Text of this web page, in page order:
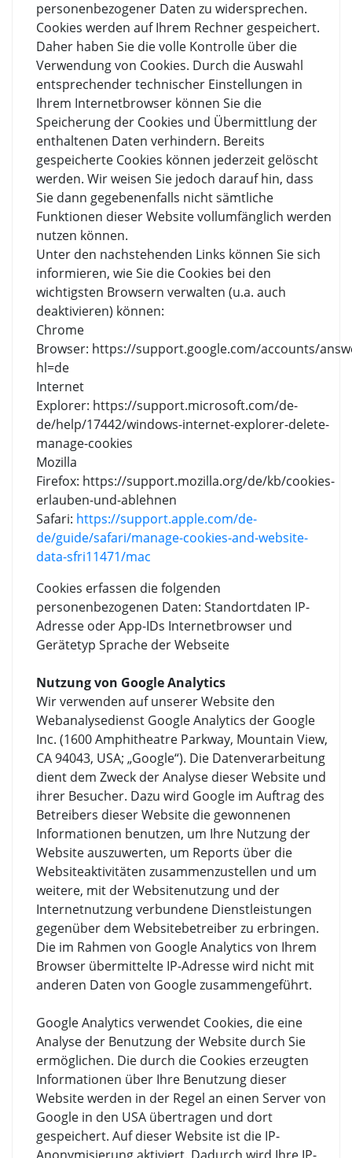
personenbezogener Daten zu widersprechen.
Cookies werden auf Ihrem Rechner gespeichert.
Daher haben Sie die volle Kontrolle über die
Verwendung von Cookies. Durch die Auswahl
entsprechender technischer Einstellungen in
Ihrem Internetbrowser können Sie die
Speicherung der Cookies und Übermittlung der
enthaltenen Daten verhindern. Bereits
gespeicherte Cookies können jederzeit gelöscht
werden. Wir weisen Sie jedoch darauf hin, dass
Sie dann gegebenenfalls nicht sämtliche
Funktionen dieser Website vollumfänglich werden
nutzen können.
Unter den nachstehenden Links können Sie sich
informieren, wie Sie die Cookies bei den
wichtigsten Browsern verwalten (u.a. auch
deaktivieren) können:
Chrome
Browser: https://support.google.com/accounts/
hl=de
Internet
Explorer: https://support.microsoft.com/de-
de/help/17442/windows-internet-explorer-delete-
manage-cookies
Mozilla
Firefox: https://support.mozilla.org/de/kb/cookies-
erlauben-und-ablehnen
Safari: https://support.apple.com/de-
de/guide/safari/manage-cookies-and-website-
data-sfri11471/mac
Cookies erfassen die folgenden
personenbezogenen Daten: Standortdaten IP-
Adresse oder App-IDs Internetbrowser und
Gerätetyp Sprache der Webseite
Nutzung von Google Analytics
Wir verwenden auf unserer Website den
Webanalysedienst Google Analytics der Google
Inc. (1600 Amphitheatre Parkway, Mountain View,
CA 94043, USA; „Google“). Die Datenverarbeitung
dient dem Zweck der Analyse dieser Website und
ihrer Besucher. Dazu wird Google im Auftrag des
Betreibers dieser Website die gewonnenen
Informationen benutzen, um Ihre Nutzung der
Website auszuwerten, um Reports über die
Websiteaktivitäten zusammenzustellen und um
weitere, mit der Websitenutzung und der
Internetnutzung verbundene Dienstleistungen
gegenüber dem Websitebetreiber zu erbringen.
Die im Rahmen von Google Analytics von Ihrem
Browser übermittelte IP-Adresse wird nicht mit
anderen Daten von Google zusammengeführt.
Google Analytics verwendet Cookies, die eine
Analyse der Benutzung der Website durch Sie
ermöglichen. Die durch die Cookies erzeugten
Informationen über Ihre Benutzung dieser
Website werden in der Regel an einen Server von
Google in den USA übertragen und dort
gespeichert. Auf dieser Website ist die IP-